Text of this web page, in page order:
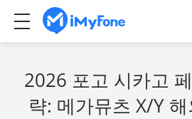
2026 포고 시카고
략: 메가뮤츠 X/Y